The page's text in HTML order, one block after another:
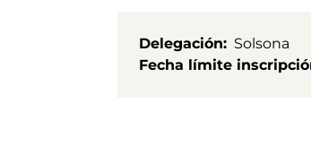
Delegación
Solsona
Fecha límite